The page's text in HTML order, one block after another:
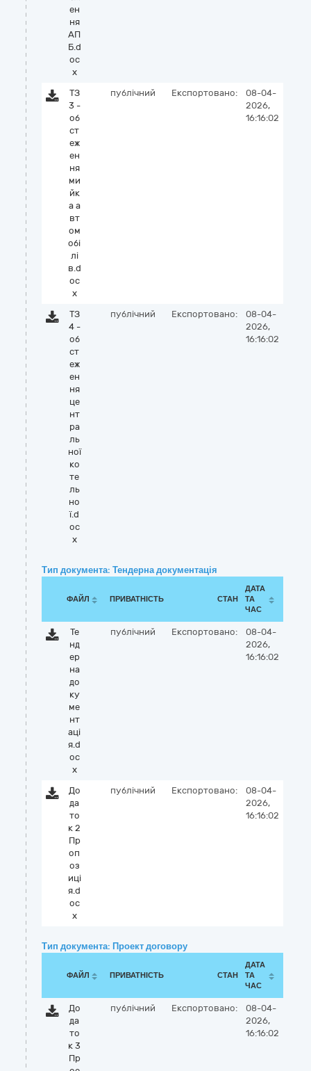
ен
ня
АП
Б.d
oc
x
ТЗ
3 -
об
ст
еж
ен
ня
ми
йк
а а
вт
ом
обі
лі
в.d
oc
x
публічний Експортовано:
08-04-
2026,
16:16:02
ТЗ
4 -
об
ст
еж
ен
ня
це
нт
ра
ль
ної
ко
те
ль
но
ї.d
oc
x
публічний Експортовано:
08-04-
2026,
16:16:02
Тип документа: Тендерна документація
ФАЙЛ ПРИВАТНІСТЬ СТАН
ДАТА
ТА
ЧАС
Те
нд
ер
на
до
ку
ме
нт
аці
я.d
oc
x
публічний Експортовано:
08-04-
2026,
16:16:02
До
да
то
к 2
Пр
оп
оз
иці
я.d
oc
x
публічний Експортовано:
08-04-
2026,
16:16:02
Тип документа: Проект договору
ФАЙЛ ПРИВАТНІСТЬ СТАН
ДАТА
ТА
ЧАС
До
да
то
к 3
Пр
публічний Експортовано:
08-04-
2026,
16:16:02